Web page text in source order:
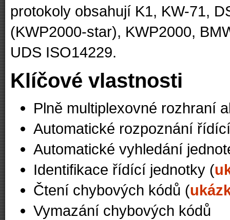
protokoly obsahují K1, KW-71,
(KWP2000-star), KWP2000,
UDS ISO14229.
Klíčové vlastnosti
Plně multiplexovné rozhraní
Automatické rozpoznání
Automatické vyhledání
Identifikace řídící jednotky (
Čtení chybových kódů (
Vymazání chybových kódů